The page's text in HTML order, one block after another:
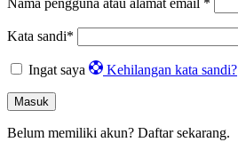
Kata sandi*
Ingat saya Kehilangan kata sandi?
Masuk
Belum memiliki akun? Daftar sekarang.